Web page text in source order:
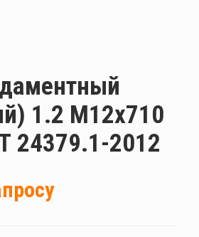
1.2 М12х710
24379.1-2012